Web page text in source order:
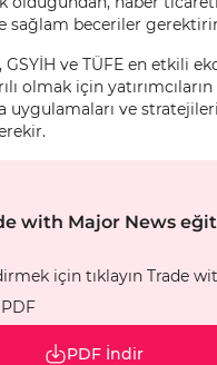
sağlam beceriler
GSYİH ve TÜFE en etkili
olmak için
ve
with Major News
için tıklayın Trade
PDF İndir